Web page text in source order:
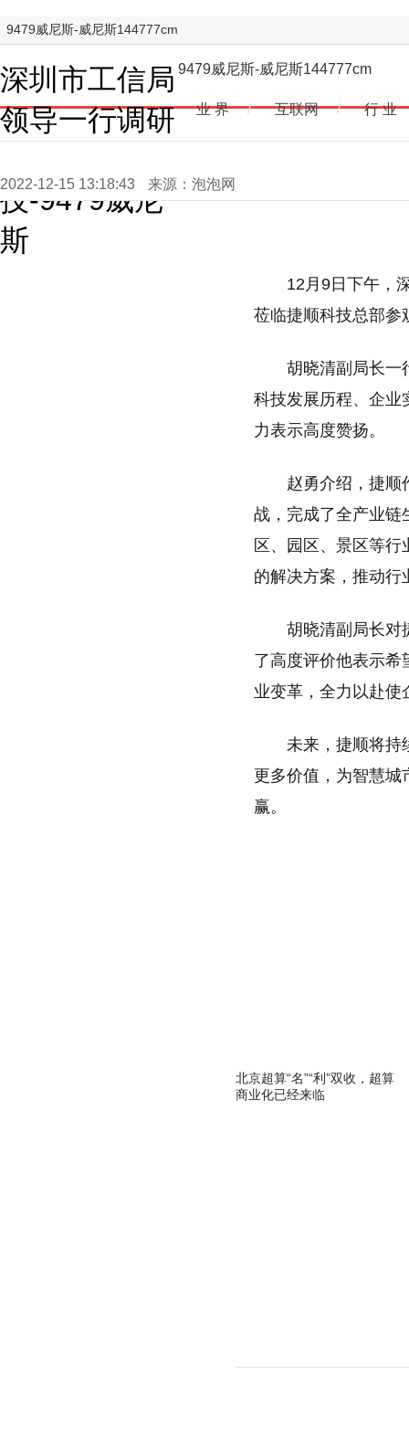
9479威尼斯-威尼斯144777cm
深圳市工信局
领导一行调研
技-9479威尼
斯
9479威尼斯-威尼斯144777cm
业 界 / 互联网 / 行 业
2022-12-15 13:18:43 来源：泡泡网
12月9日下午，
莅临捷顺科技总部参
胡晓清副局长一
科技发展历程、企业
力表示高度赞扬。
赵勇介绍，捷顺
战，完成了全产业链
区、园区、景区等
的解决方案，推动行
胡晓清副局长对
了高度评价他表示希
业变革，全力以赴使
未来，捷顺将持
更多价值，为智慧城
赢。
北京超算“名”“利”双收，超算
商业化已经来临